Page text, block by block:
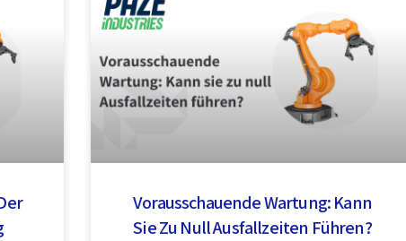
Vorausschauende Wartung: Kann
Sie Zu Null Ausfallzeiten Führen?